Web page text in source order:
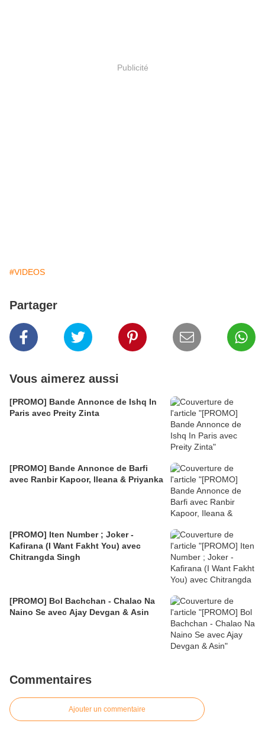
Publicité
#VIDEOS
Partager
Vous aimerez aussi
[PROMO] Bande Annonce de Ishq In
Paris avec Preity Zinta
[PROMO] Bande Annonce de Barfi
avec Ranbir Kapoor, Ileana & Priyanka
[PROMO] Iten Number ; Joker -
Kafirana (I Want Fakht You) avec
Chitrangda Singh
[PROMO] Bol Bachchan - Chalao Na
Naino Se avec Ajay Devgan & Asin
Commentaires
Ajouter un commentaire